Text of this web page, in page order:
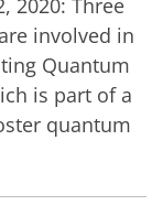
2020: Three
involved in
Quantum
is part of a
quantum